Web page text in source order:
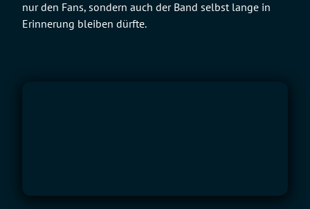
nur den Fans, sondern auch der Band selbst lange in
Erinnerung bleiben dürfte.